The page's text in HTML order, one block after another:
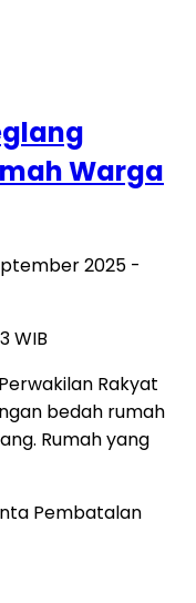
Warga
2025 -
WIB
Rakyat
bedah rumah
Rumah yang